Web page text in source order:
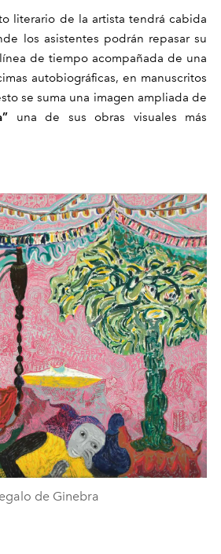
literario de la artista tendrá cabida
los asistentes podrán repasar su
línea de tiempo acompañada de una
autobiográficas, en manuscritos
se suma una imagen ampliada de
una de sus obras visuales más
de Ginebra